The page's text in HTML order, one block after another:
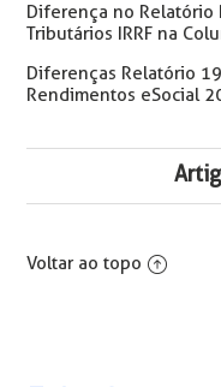
Diferença no Relatório
Tributários IRRF na
Diferenças Relatório
Rendimentos eSocial
do Trabalho O mês/
pode ser anterior ao
Voltar ao topo